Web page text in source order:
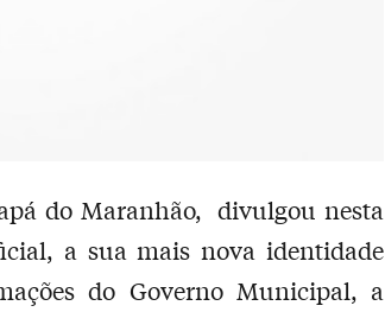
do Maranhão, divulgou nesta
a sua mais nova identidade
do Governo Municipal, a